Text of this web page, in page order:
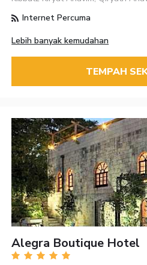
Internet Percuma
Lebih banyak kemudahan
TEMPAH
Alegra Boutique Hotel